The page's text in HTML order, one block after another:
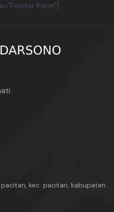
Form"]
pacitan, kec. pacitan, kabupaten